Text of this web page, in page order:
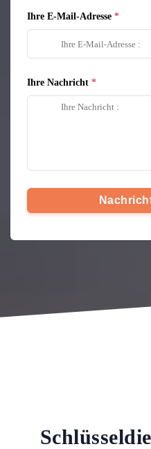
Ihre E-Mail-Adresse
Ihre Nachricht